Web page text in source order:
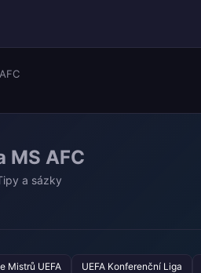
MS AFC
a sázky
Mistrů UEFA UEFA Konferenční Liga